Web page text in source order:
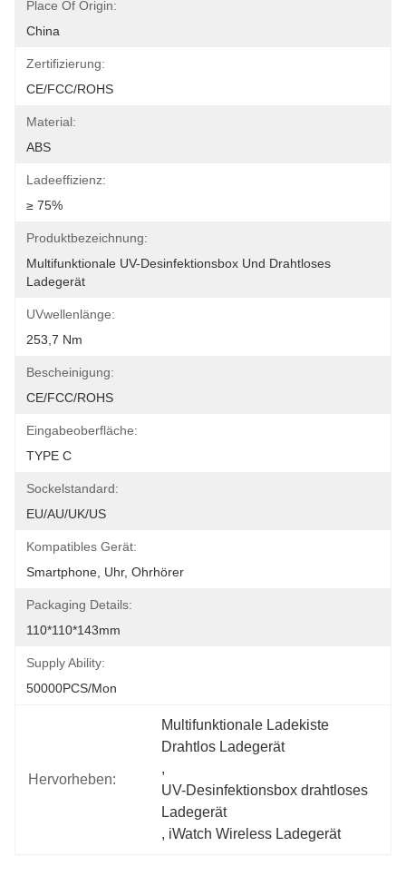
Place Of Origin:
China
Zertifizierung:
CE/FCC/ROHS
Material:
ABS
Ladeeffizienz:
≥ 75%
Produktbezeichnung:
Multifunktionale UV-Desinfektionsbox Und Drahtloses
Ladegerät
UVwellenlänge:
253,7 Nm
Bescheinigung:
CE/FCC/ROHS
Eingabeoberfläche:
TYPE C
Sockelstandard:
EU/AU/UK/US
Kompatibles Gerät:
Smartphone, Uhr, Ohrhörer
Packaging Details:
110*110*143mm
Supply Ability:
50000PCS/Mon
Hervorheben:
Multifunktionale Ladekiste
Drahtlos Ladegerät
,
UV-Desinfektionsbox drahtloses
Ladegerät
, iWatch Wireless Ladegerät